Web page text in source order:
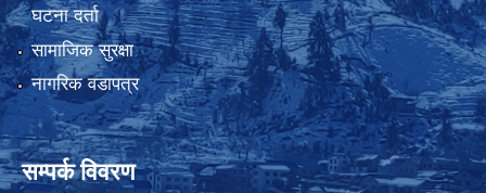
घटना दर्ता
सामाजिक सुरक्षा
नागरिक वडापत्र
सम्पर्क विवरण